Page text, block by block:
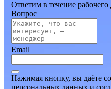
Ответим в течение рабочего
Вопрос
Email
Нажимая кнопку, вы даёте
персональных данных и